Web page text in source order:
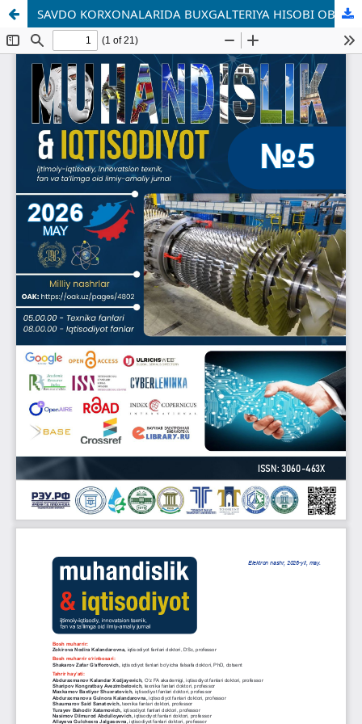
SAVDO KORXONALARIDA BUXGALTERIYA HISOBI OBYEKTI SIFATIDA XARAJATLAR TUSHUNCHASI VA ULARNING TASNIFLANISHI